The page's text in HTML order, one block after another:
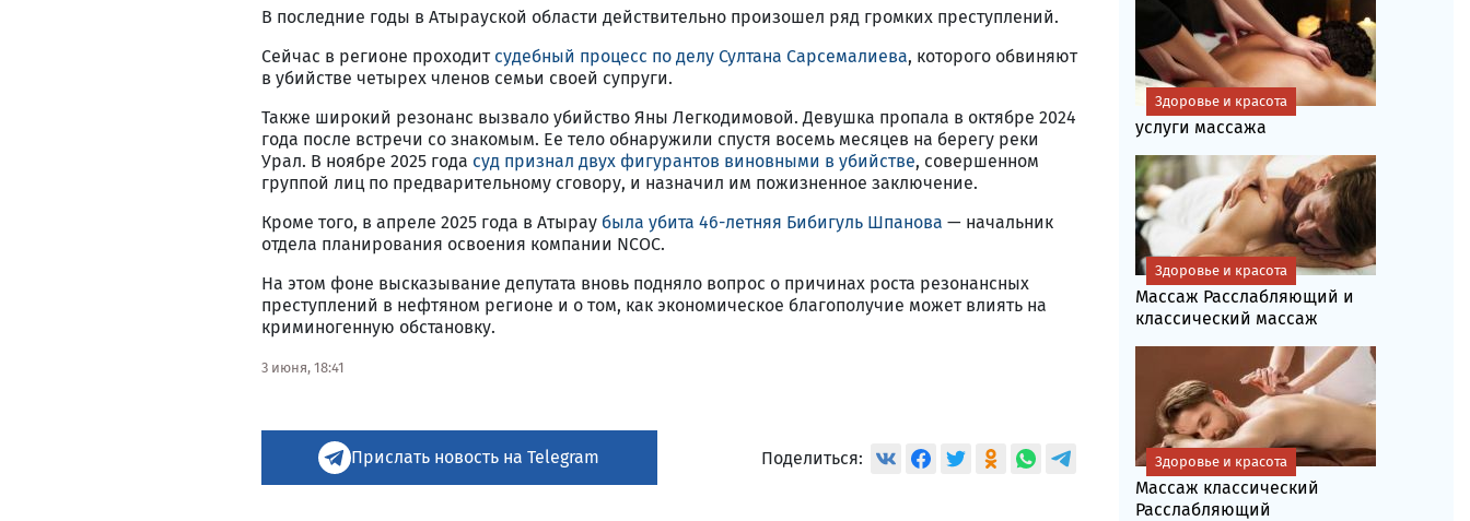
В последние годы в Атырауской области действительно произошел ряд громких преступлений.
Сейчас в регионе проходит судебный процесс по делу Султана Сарсемалиева, которого обвиняют
в убийстве четырех членов семьи своей супруги.
Также широкий резонанс вызвало убийство Яны Легкодимовой. Девушка пропала в октябре 2024
года после встречи со знакомым. Ее тело обнаружили спустя восемь месяцев на берегу реки
Урал. В ноябре 2025 года суд признал двух фигурантов виновными в убийстве, совершенном
группой лиц по предварительному сговору, и назначил им пожизненное заключение.
Кроме того, в апреле 2025 года в Атырау была убита 46-летняя Бибигуль Шпанова — начальник
отдела планирования освоения компании NCOC.
На этом фоне высказывание депутата вновь подняло вопрос о причинах роста резонансных
преступлений в нефтяном регионе и о том, как экономическое благополучие может влиять на
криминогенную обстановку.
3 июня, 18:41
Прислать новость на Telegram Поделиться:
услуги массажа
Здоровье и красота
Массаж Расслабляющий и
классический массаж
Здоровье и красота
Массаж классический
Расслабляющий
Здоровье и красота